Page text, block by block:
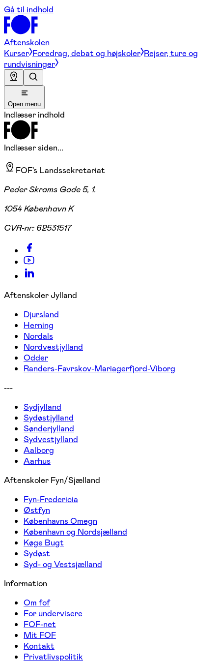
Gå til indhold
Aftenskolen
Kurser Foredrag, debat og højskoler Rejser, ture og
rundvisninger
Open menu
Indlæser indhold
Indlæser siden...
FOF's Landssekretariat
Peder Skrams Gade 5, 1.
1054 København K
CVR-nr: 62531517
Aftenskoler Jylland
Djursland
Herning
Nordals
Nordvestjylland
Odder
Randers-Favrskov-Mariagerfjord-Viborg
---
Sydjylland
Sydøstjylland
Sønderjylland
Sydvestjylland
Aalborg
Aarhus
Aftenskoler Fyn/Sjælland
Fyn-Fredericia
Østfyn
Københavns Omegn
København og Nordsjælland
Køge Bugt
Sydøst
Syd- og Vestsjælland
Information
Om fof
For undervisere
FOF-net
Mit FOF
Kontakt
Privatlivspolitik